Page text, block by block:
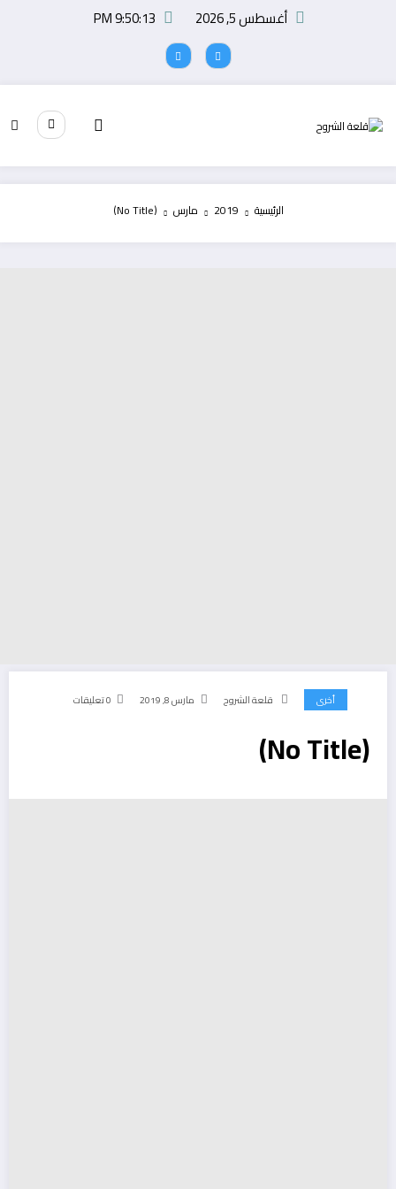
أغسطس 5, 2026 9:50:13 PM
الرئيسية 2019 مارس (No Title)
أخرى قلعة الشروح مارس 8, 2019 0 تعليقات
(No Title)